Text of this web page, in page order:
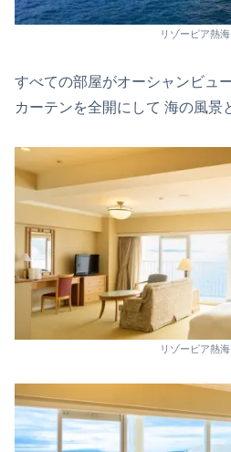
リゾーピア熱海
すべての部屋がオーシャンビュ
カーテンを全開にして 海の風景
リゾーピア熱海